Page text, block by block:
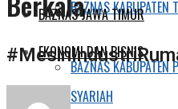
BAZNAS KABUPATEN
EKONOMI DAN BISNIS
SYARIAH
BAZNAS JAWA TIMUR
BAZNAS KABUPATEN